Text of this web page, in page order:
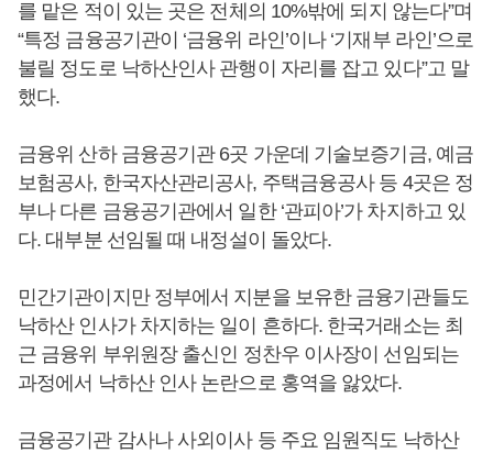
를 맡은 적이 있는 곳은 전체의 10%밖에 되지 않는다”며
“특정 금융공기관이 ‘금융위 라인’이나 ‘기재부 라인’으로
불릴 정도로 낙하산인사 관행이 자리를 잡고 있다”고 말
했다.
금융위 산하 금융공기관 6곳 가운데 기술보증기금, 예금
보험공사, 한국자산관리공사, 주택금융공사 등 4곳은 정
부나 다른 금융공기관에서 일한 ‘관피아’가 차지하고 있
다. 대부분 선임될 때 내정설이 돌았다.
민간기관이지만 정부에서 지분을 보유한 금융기관들도
낙하산 인사가 차지하는 일이 흔하다. 한국거래소는 최
근 금융위 부위원장 출신인 정찬우 이사장이 선임되는
과정에서 낙하산 인사 논란으로 홍역을 앓았다.
금융공기관 감사나 사외이사 등 주요 임원직도 낙하산